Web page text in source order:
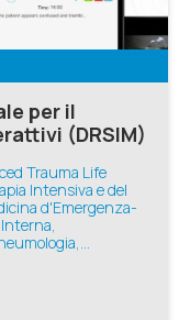
per il
(DRSIM)
Trauma Life
Intensiva e del
d'Emergenza-